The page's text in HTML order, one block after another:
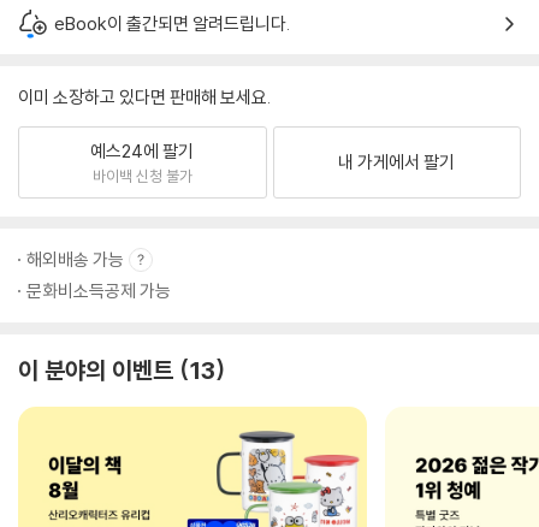
eBook이 출간되면 알려드립니다.
이미 소장하고 있다면 판매해 보세요.
예스24에 팔기
바이백 신청 불가
내 가게에서 팔기
해외배송 가능
문화비소득공제 가능
이 분야의 이벤트 13